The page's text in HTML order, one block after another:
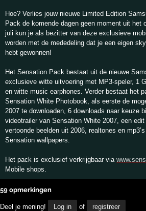
Hoe? Verlies jouw nieuwe Limited Edition
Pack de komende dagen geen moment uit het
juli kun je als bezitter van deze exclusieve
worden met de mededeling dat je een eigen
hebt gewonnen!
Het Sensation Pack bestaat uit de nieuwe
exclusieve witte uitvoering met MP3-speler, 1
en witte music earphones. Verder bestaat het
Sensation White Photobook, als eerste de
2007 te downloaden, 6 downloads naar keuze
videotrailer van Sensation White 2007, een
vertoonde beelden uit 2006, realtones en
Sensation wallpapers.
Het pack is exclusief verkrijgbaar via
Mobile shops.
59 opmerkingen
Deel je mening! Log in of registreer